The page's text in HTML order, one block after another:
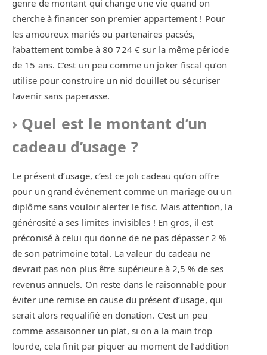
genre de montant qui change une vie quand on
cherche à financer son premier appartement ! Pour
les amoureux mariés ou partenaires pacsés,
l’abattement tombe à 80 724 € sur la même période
de 15 ans. C’est un peu comme un joker fiscal qu’on
utilise pour construire un nid douillet ou sécuriser
l’avenir sans paperasse.
Quel est le montant d’un
cadeau d’usage ?
Le présent d’usage, c’est ce joli cadeau qu’on offre
pour un grand événement comme un mariage ou un
diplôme sans vouloir alerter le fisc. Mais attention, la
générosité a ses limites invisibles ! En gros, il est
préconisé à celui qui donne de ne pas dépasser 2 %
de son patrimoine total. La valeur du cadeau ne
devrait pas non plus être supérieure à 2,5 % de ses
revenus annuels. On reste dans le raisonnable pour
éviter une remise en cause du présent d’usage, qui
serait alors requalifié en donation. C’est un peu
comme assaisonner un plat, si on a la main trop
lourde, cela finit par piquer au moment de l’addition